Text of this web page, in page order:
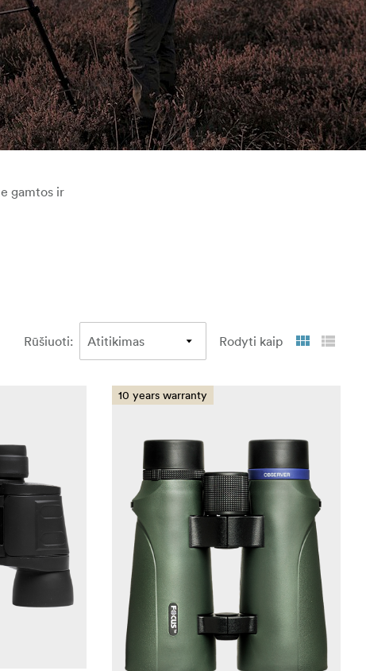
gamtos ir
Rūšiuoti: Rodyti kaip
10 years warranty